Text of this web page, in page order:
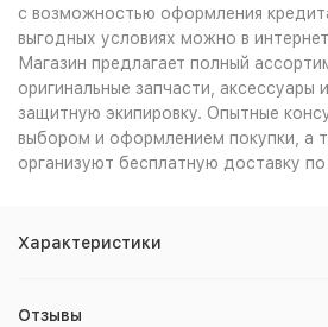
с возможностью оформления
выгодных условиях можно в
Магазин предлагает полный
оригинальные запчасти, аксессуары
защитную экипировку. Опытные
выбором и оформлением покупки, а
организуют бесплатную доставку
Характеристики
Отзывы